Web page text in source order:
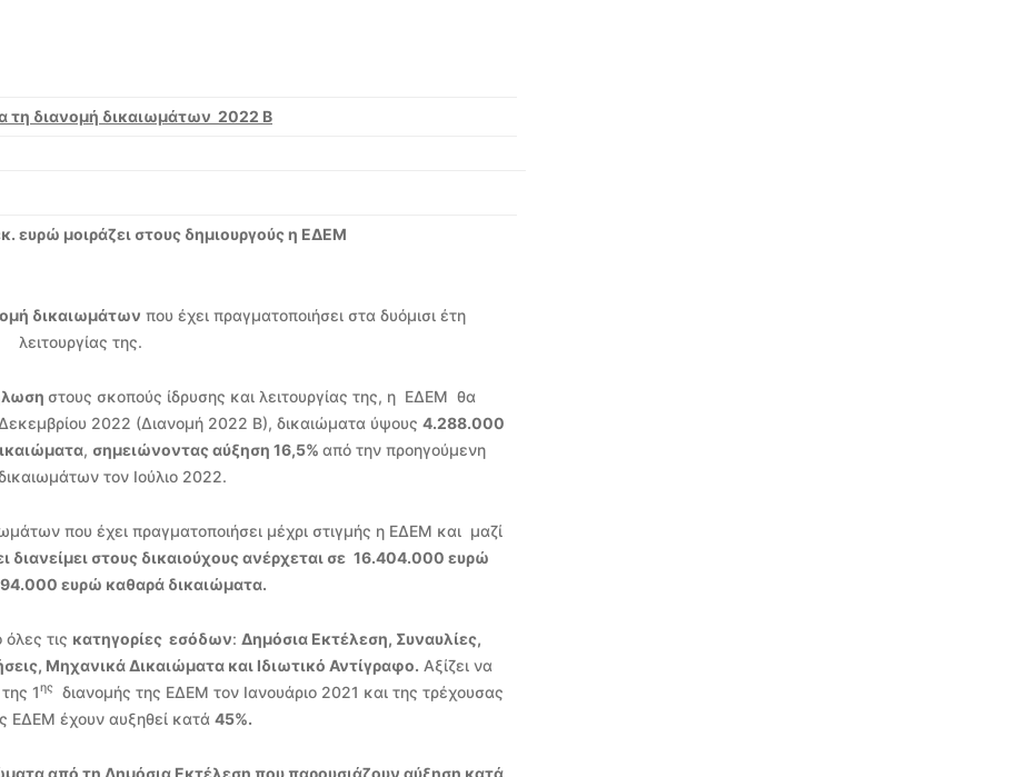
τη διανομή δικαιωμάτων 2022 B
ευρώ μοιράζει στους δημιουργούς η ΕΔΕΜ
δικαιωμάτων που έχει πραγματοποιήσει στα δυόμισι έτη
λειτουργίας της.
στους σκοπούς ίδρυσης και λειτουργίας της, η ΕΔΕΜ θα
2022 (Διανομή 2022 Β), δικαιώματα ύψους 4.288.000
, σημειώνοντας αύξηση 16,5% από την προηγούμενη
τον Ιούλιο 2022.
που έχει πραγματοποιήσει μέχρι στιγμής η ΕΔΕΜ και μαζί
στους δικαιούχους ανέρχεται σε 16.404.000 ευρώ
ευρώ καθαρά δικαιώματα.
τις κατηγορίες εσόδων: Δημόσια Εκτέλεση, Συναυλίες,
Μηχανικά Δικαιώματα και Ιδιωτικό Αντίγραφο. Αξίζει να
1ης
διανομής της ΕΔΕΜ τον Ιανουάριο 2021 και της τρέχουσας
ΕΔΕΜ έχουν αυξηθεί κατά 45%.
από τη Δημόσια Εκτέλεση που παρουσιάζουν αύξηση κατά